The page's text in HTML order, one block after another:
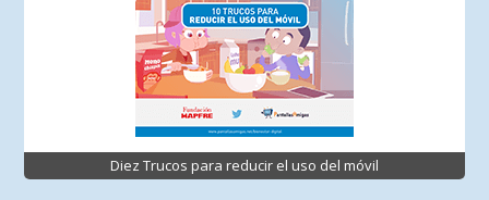
Diez Trucos para reducir el uso del móvil